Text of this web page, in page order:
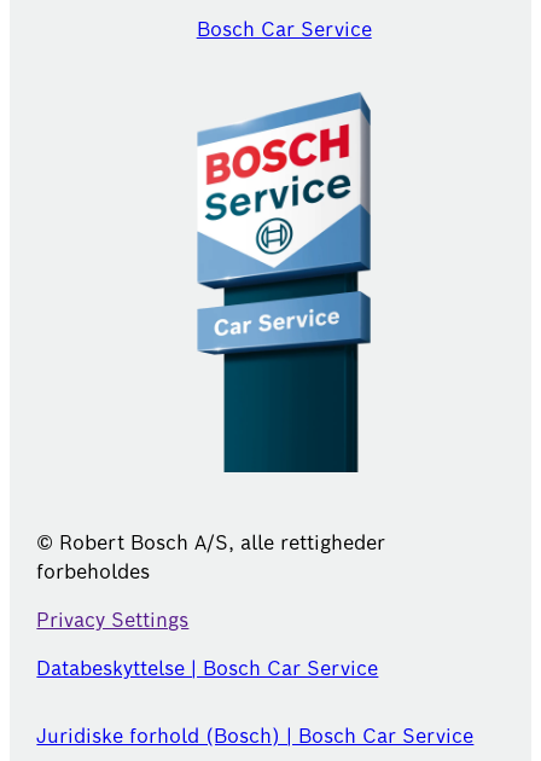
Bosch Car Service
© Robert Bosch A/S, alle rettigheder
forbeholdes
Privacy Settings
Databeskyttelse | Bosch Car Service
Juridiske forhold (Bosch) | Bosch Car Service